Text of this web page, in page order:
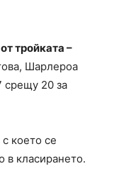
тройката –
Шарлероа
срещу 20 за
което се
в класирането.